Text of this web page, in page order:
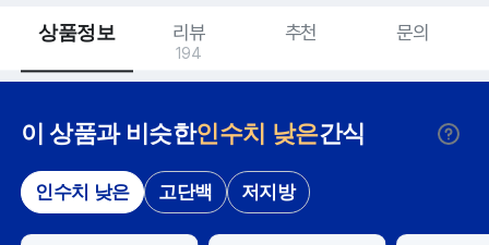
상품정보 리뷰
194
추천 문의
이 상품과 비슷한인수치 낮은간식
인수치 낮은 고단백 저지방